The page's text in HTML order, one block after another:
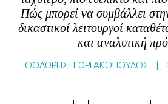
Πώς μπορεί να συμβάλλει
δικαστικοί λειτουργοί
και αναλυτική
ΘΟΔΩΡΗΣ ΓΕΩΡΓΑΚΟΠΟΥΛΟΣ |